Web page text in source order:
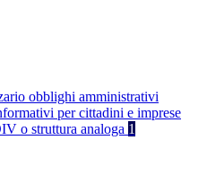
obblighi amministrativi
per cittadini e imprese
o struttura analoga 1